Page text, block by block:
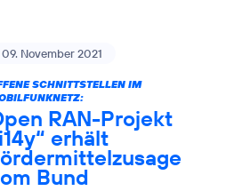
09. November 2021
SCHNITTSTELLEN IM
RAN-Projekt
erhält
Bund